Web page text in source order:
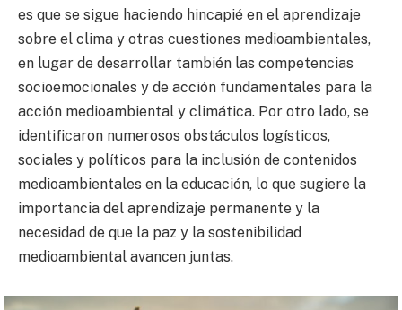
es que se sigue haciendo hincapié en el aprendizaje
sobre el clima y otras cuestiones medioambientales,
en lugar de desarrollar también las competencias
socioemocionales y de acción fundamentales para la
acción medioambiental y climática. Por otro lado, se
identificaron numerosos obstáculos logísticos,
sociales y políticos para la inclusión de contenidos
medioambientales en la educación, lo que sugiere la
importancia del aprendizaje permanente y la
necesidad de que la paz y la sostenibilidad
medioambiental avancen juntas.